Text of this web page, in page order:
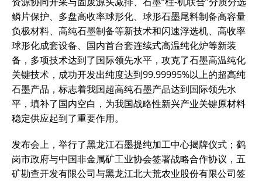
鳞片保护、多盘高收率球形化、球形石墨尾料制备高容量
负极材料、高纯石墨制备等新技术和闪速浮选机、高收率
球形化成套设备、国内首台套连续式高温纯化炉等新装
备，多项技术达到了国际领先水平，攻克了石墨高温纯化
关键技术，成功开发出纯度达到99.99995%以上的超高纯
石墨产品，标志着我国超高纯石墨产品达到国际领先水
平，填补了国内空白，为我国战略性新兴产业关键原材料
稳定供应起到了重要作用。
发布会上，举行了黑龙江石墨提纯加工中心揭牌仪式；鹤
岗市政府与中国非金属矿工业协会签署战略合作协议，五
矿勘查开发有限公司与黑龙江北大荒农业股份有限公司签